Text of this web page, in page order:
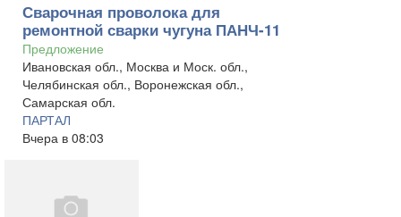
Сварочная проволока для
ремонтной сварки чугуна ПАНЧ-11
Предложение
Ивановская обл., Москва и Моск. обл.,
Челябинская обл., Воронежская обл.,
Самарская обл.
ПАРТАЛ
Вчера в 08:03